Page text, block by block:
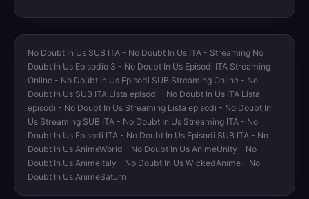
No Doubt In Us SUB ITA - No Doubt In Us ITA - Streaming No
Doubt In Us Episodio 3 - No Doubt In Us Episodi ITA Streaming
Online - No Doubt In Us Episodi SUB Streaming Online - No
Doubt In Us SUB ITA Lista episodi - No Doubt In Us ITA Lista
episodi - No Doubt In Us Streaming Lista episodi - No Doubt In
Us Streaming SUB ITA - No Doubt In Us Streaming ITA - No
Doubt In Us Episodi ITA - No Doubt In Us Episodi SUB ITA - No
Doubt In Us AnimeWorld - No Doubt In Us AnimeUnity - No
Doubt In Us AnimeItaly - No Doubt In Us WickedAnime - No
Doubt In Us AnimeSaturn